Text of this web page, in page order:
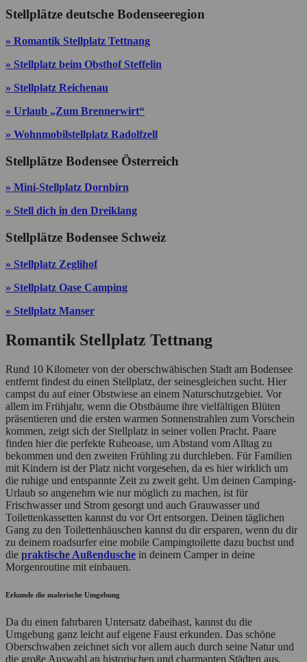
Stellplätze deutsche Bodenseeregion
» Romantik Stellplatz Tettnang
» Stellplatz beim Obsthof Steffelin
» Stellplatz Reichenau
» Urlaub „Zum Brennerwirt“
» Wohnmobilstellplatz Radolfzell
Stellplätze Bodensee Österreich
» Mini-Stellplatz Dornbirn
» Stell dich in den Dreiklang
Stellplätze Bodensee Schweiz
» Stellplatz Zeglihof
» Stellplatz Oase Camping
» Stellplatz Manser
Romantik Stellplatz Tettnang
Rund 10 Kilometer von der oberschwäbischen Stadt am Bodensee
entfernt findest du einen Stellplatz, der seinesgleichen sucht. Hier
campst du auf einer Obstwiese an einem Naturschutzgebiet. Vor
allem im Frühjahr, wenn die Obstbäume ihre vielfältigen Blüten
präsentieren und die ersten warmen Sonnenstrahlen zum Vorschein
kommen, zeigt sich der Stellplatz in seiner vollen Pracht. Paare
finden hier die perfekte Ruheoase, um Abstand vom Alltag zu
bekommen und den zweiten Frühling zu durchleben. Für Familien
mit Kindern ist der Platz nicht vorgesehen, da es hier wirklich um
die ruhige und entspannte Zeit zu zweit geht. Um deinen Camping-
Urlaub so angenehm wie nur möglich zu machen, ist für
Frischwasser und Strom gesorgt und auch Grauwasser und
Toilettenkassetten kannst du vor Ort entsorgen. Deinen täglichen
Gang zu den Toilettenhäuschen kannst du dir ersparen, wenn du dir
zu deinem roadsurfer eine mobile Campingtoilette dazu buchst und
die praktische Außendusche in deinem Camper in deine
Morgenroutine mit einbauen.
Erkunde die malerische Umgebung
Da du einen fahrbaren Untersatz dabeihast, kannst du die
Umgebung ganz leicht auf eigene Faust erkunden. Das schöne
Oberschwaben zeichnet sich vor allem auch durch seine Natur und
die große Auswahl an historischen und charmanten Städten aus.